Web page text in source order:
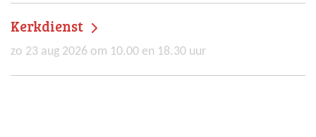
Kerkdienst
zo 23 aug 2026 om 10.00 en 18.30 uur